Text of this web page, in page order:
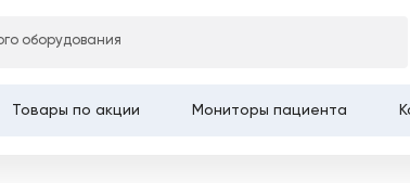
оборудования
Товары по акции Мониторы пациента